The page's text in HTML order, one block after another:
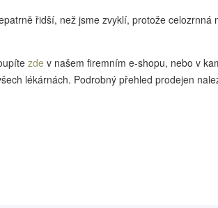
řidší, než jsme zvyklí, protože celozrnná
zde v našem firemním e-shopu, nebo v
lékárnách. Podrobný přehled prodejen